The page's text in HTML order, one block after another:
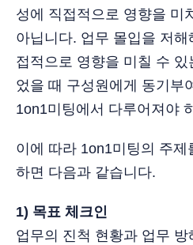
성에 직접적으로 영향을 미
아닙니다. 업무 몰입을 저
접적으로 영향을 미칠 수 있
었을 때 구성원에게 동기부
1on1미팅에서 다루어져야
이에 따라 1on1미팅의 주
하면 다음과 같습니다.
1) 목표 체크인
업무의 진척 현황과 업무